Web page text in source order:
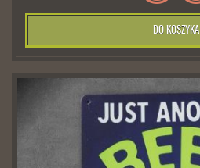
DO KOSZYKA